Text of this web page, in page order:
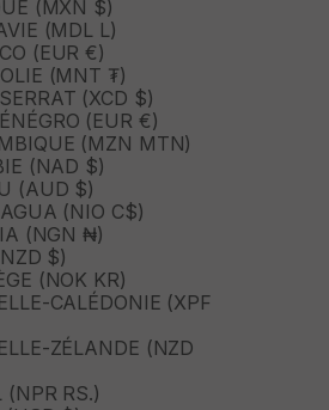
(MXN $)
(MDL L)
(EUR €)
(MNT ₮)
(XCD $)
(EUR €)
(MZN MTN)
(NAD $)
(AUD $)
(NIO C$)
(NGN ₦)
$)
(NOK KR)
CALÉDONIE (XPF
ZÉLANDE (NZD
(NPR RS.)